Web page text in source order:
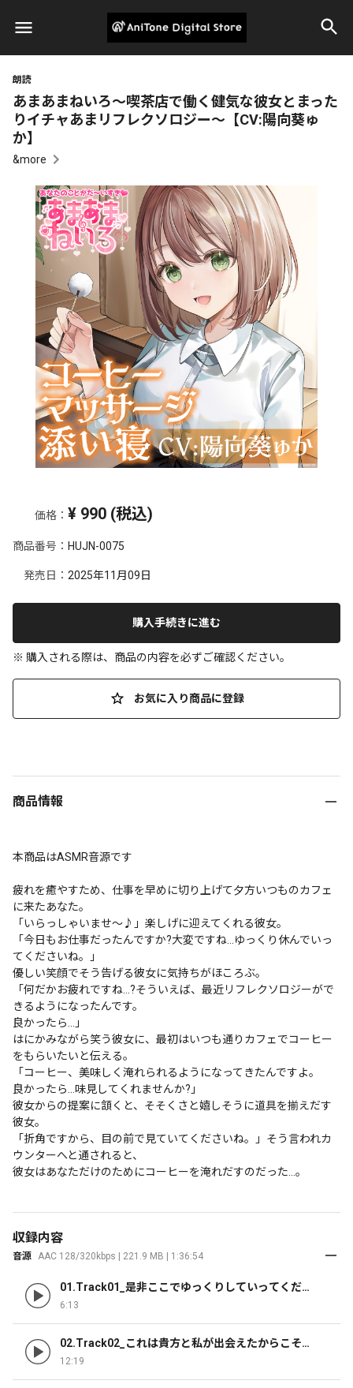
朗読
あまあまねいろ～喫茶店で働く健気な彼女とまった
りイチャあまリフレクソロジー～【CV:陽向葵ゅ
か】
&more
価格： ¥ 990 (税込)
商品番号： HUJN-0075
発売日： 2025年11月09日
購入手続きに進む
※ 購入される際は、商品の内容を必ずご確認ください。
お気に入り商品に登録
商品情報
本商品はASMR音源です
疲れを癒やすため、仕事を早めに切り上げて夕方いつものカフェ
に来たあなた。
「いらっしゃいませ～♪」楽しげに迎えてくれる彼女。
「今日もお仕事だったんですか?大変ですね…ゆっくり休んでいっ
てくださいね。」
優しい笑顔でそう告げる彼女に気持ちがほころぶ。
「何だかお疲れですね…?そういえば、最近リフレクソロジーがで
きるようになったんです。
良かったら…」
はにかみながら笑う彼女に、最初はいつも通りカフェでコーヒー
をもらいたいと伝える。
「コーヒー、美味しく淹れられるようになってきたんですよ。
良かったら…味見してくれませんか?」
彼女からの提案に頷くと、そそくさと嬉しそうに道具を揃えだす
彼女。
「折角ですから、目の前で見ていてくださいね。」そう言われカ
ウンターへと通されると、
彼女はあなただけのためにコーヒーを淹れだすのだった…。
収録内容
音源 AAC 128/320kbps | 221.9 MB | 1:36:54
01.Track01_是非ここでゆっくりしていってくださ
いね
6:13
02.Track02_これは貴方と私が出会えたからこそ生
まれたコーヒーなんです
12:19